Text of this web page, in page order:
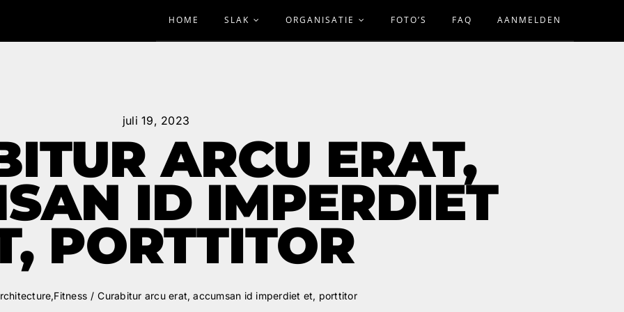
HOME SLAK ORGANISATIE FOTO’S FAQ AANMELDEN
juli 19, 2023
ARCU ERAT,
ID IMPERDIET
PORTTITOR
,Fitness Curabitur arcu erat, accumsan id imperdiet et, porttitor